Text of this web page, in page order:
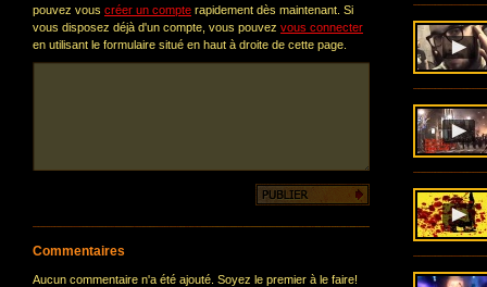
pouvez vous créer un compte rapidement dès maintenant. Si
vous disposez déjà d'un compte, vous pouvez vous connecter
en utilisant le formulaire situé en haut à droite de cette page.
Commentaires
Aucun commentaire n'a été ajouté. Soyez le premier à le faire!